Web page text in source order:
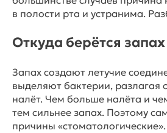
в полости рта и устранима.
Откуда берётся запах
Запах создают летучие
выделяют бактерии, разлагая
налёт. Чем больше налёта и
тем сильнее запах. Поэтому
причины «стоматологические».